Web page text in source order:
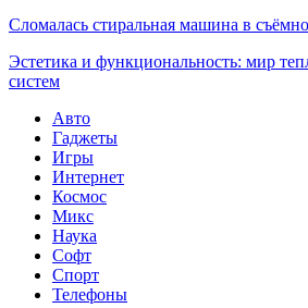
Сломалась стиральная машина в
Эстетика и функциональность: мир
систем
Авто
Гаджеты
Игры
Интернет
Космос
Микс
Наука
Софт
Спорт
Телефоны